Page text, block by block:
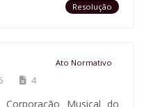
Resolução
Ato Normativo
4
Musical do